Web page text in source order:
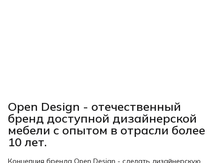
Open Design - отечественный
бренд доступной дизайнерской
мебели с опытом в отрасли более
10 лет.
Концепция бренда Open Design - сделать дизайнерскую